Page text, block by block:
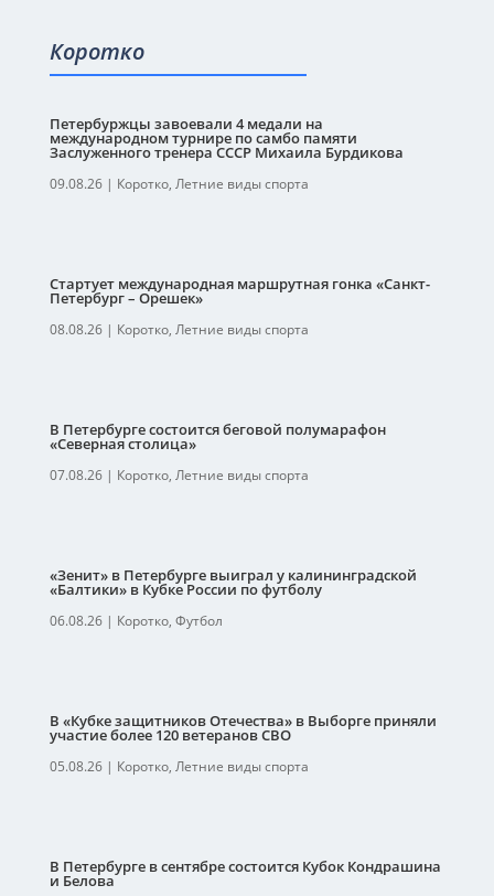
Коротко
Петербуржцы завоевали 4 медали на
международном турнире по самбо памяти
Заслуженного тренера СССР Михаила Бурдикова
09.08.26| Коротко, Летние виды спорта
Стартует международная маршрутная гонка «Санкт-
Петербург – Орешек»
08.08.26| Коротко, Летние виды спорта
В Петербурге состоится беговой полумарафон
«Северная столица»
07.08.26| Коротко, Летние виды спорта
«Зенит» в Петербурге выиграл у калининградской
«Балтики» в Кубке России по футболу
06.08.26| Коротко, Футбол
В «Кубке защитников Отечества» в Выборге приняли
участие более 120 ветеранов СВО
05.08.26| Коротко, Летние виды спорта
В Петербурге в сентябре состоится Кубок Кондрашина
и Белова